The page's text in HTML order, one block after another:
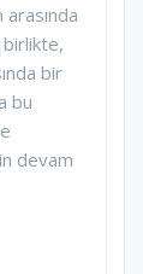
birlikte,
bir
bu
devam